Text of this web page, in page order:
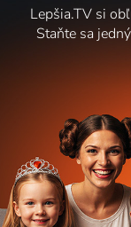
Lepšia.TV si
Staňte sa